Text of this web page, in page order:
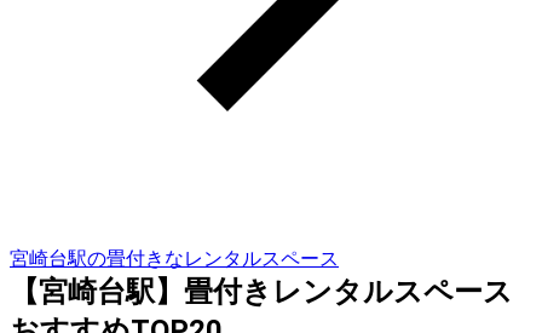
宮崎台駅の畳付きなレンタルスペース
【宮崎台駅】畳付きレンタルスペース